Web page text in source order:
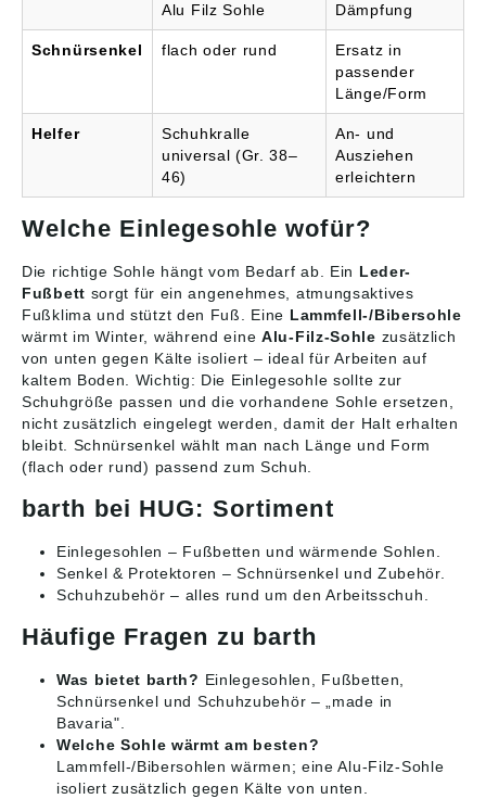
Alu Filz Sohle
Dämpfung
Schnürsenkel flach oder rund
Ersatz in
passender
Länge/Form
Helfer
Schuhkralle
universal (Gr. 38–
46)
An- und
Ausziehen
erleichtern
Welche Einlegesohle wofür?
Die richtige Sohle hängt vom Bedarf ab. Ein Leder-
Fußbett sorgt für ein angenehmes, atmungsaktives
Fußklima und stützt den Fuß. Eine Lammfell-/Bibersohle
wärmt im Winter, während eine Alu-Filz-Sohle zusätzlich
von unten gegen Kälte isoliert – ideal für Arbeiten auf
kaltem Boden. Wichtig: Die Einlegesohle sollte zur
Schuhgröße passen und die vorhandene Sohle ersetzen,
nicht zusätzlich eingelegt werden, damit der Halt erhalten
bleibt. Schnürsenkel wählt man nach Länge und Form
(flach oder rund) passend zum Schuh.
barth bei HUG: Sortiment
Einlegesohlen – Fußbetten und wärmende Sohlen.
Senkel & Protektoren – Schnürsenkel und Zubehör.
Schuhzubehör – alles rund um den Arbeitsschuh.
Häufige Fragen zu barth
Was bietet barth? Einlegesohlen, Fußbetten,
Schnürsenkel und Schuhzubehör – „made in
Bavaria".
Welche Sohle wärmt am besten?
Lammfell-/Bibersohlen wärmen; eine Alu-Filz-Sohle
isoliert zusätzlich gegen Kälte von unten.